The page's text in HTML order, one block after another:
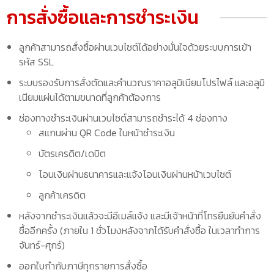
การสั่งซื้อและการชำระเงิน
ลูกค้าสามารถสั่งซื้อผ่านเวบไซต์ได้อย่างมั่นใจด้วยระบบการเข้า
รหัส SSL
ระบบรองรับการสั่งตัดและคำนวณราคาอลูมิเนียมโปรไฟล์ และอลูมิ
เนียมแผ่นได้ตามขนาดที่ลูกค้าต้องการ
ช่องทางชำระเงินผ่านเวบไซต์สามารถชำระได้ 4 ช่องทาง
สแกนผ่าน QR Code ในหน้าชำระเงิน
บัตรเครดิต/เดบิต
โอนเงินผ่านธนาคารและแจ้งโอนเงินผ่านหน้าเวบไซต์
ลูกค้าเครดิต
หลังจากชำระเงินแล้วจะมีอีเมล์แจ้ง และมีเจ้าหน้าที่โทรยืนยันคำสั่ง
ซื้ออีกครั้ง (ภายใน 1 ชั่วโมงหลังจากได้รับคำสั่งซื้อ ในเวลาทำการ
จันทร์-ศุกร์)
ออกใบกำกับภาษีทุกรายการสั่งซื้อ